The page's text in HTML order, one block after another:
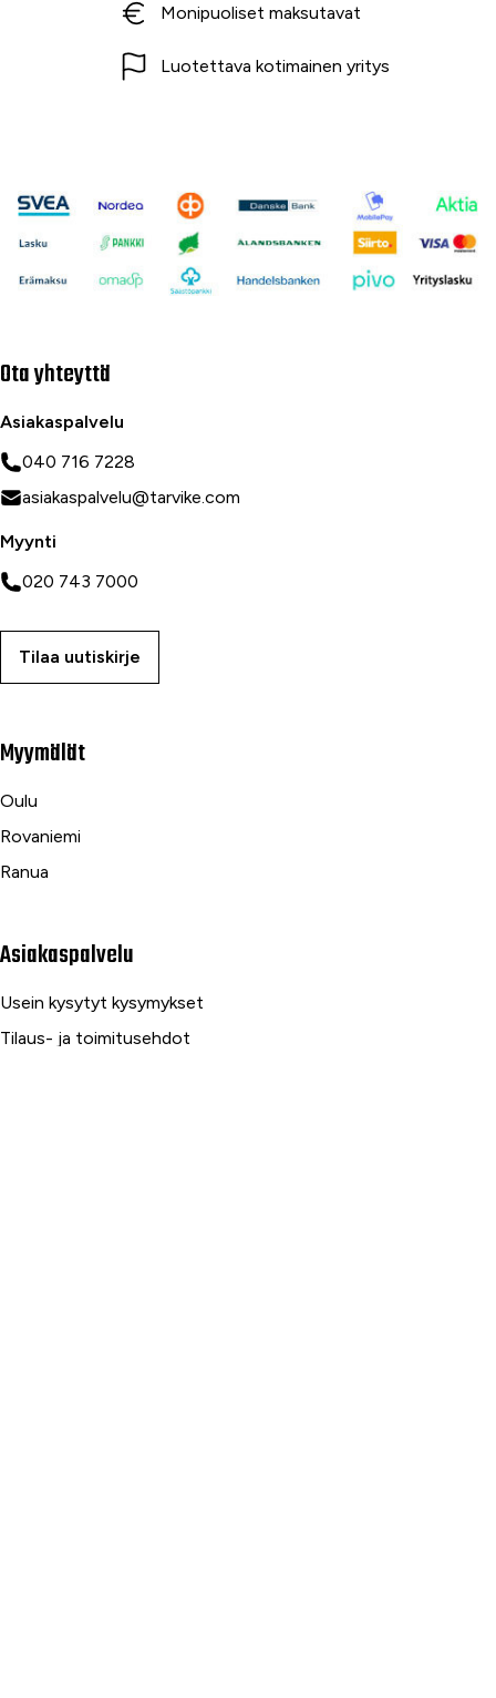
Monipuoliset maksutavat
Luotettava kotimainen yritys
Ota yhteyttä
Asiakaspalvelu
040 716 7228
asiakaspalvelu@tarvike.com
Myynti
020 743 7000
Tilaa uutiskirje
Myymälät
Oulu
Rovaniemi
Ranua
Asiakaspalvelu
Usein kysytyt kysymykset
Tilaus- ja toimitusehdot